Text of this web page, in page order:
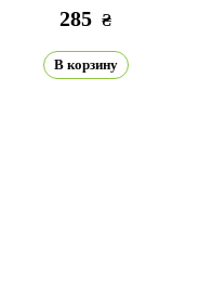
285 ₴
В корзину